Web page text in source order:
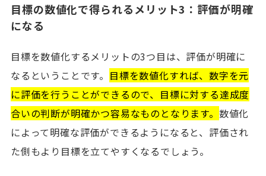
目標の数値化で得られるメリット3：評価が明確
になる
目標を数値化するメリットの3つ目は、評価が明確に
なるということです。 目標を数値化すれば、数字を元
に評価を行うことができるので、目標に対する達成度
合いの判断が明確かつ容易なものとなります。 数値化
によって明確な評価ができるようになると、評価され
た側もより目標を立てやすくなるでしょう。